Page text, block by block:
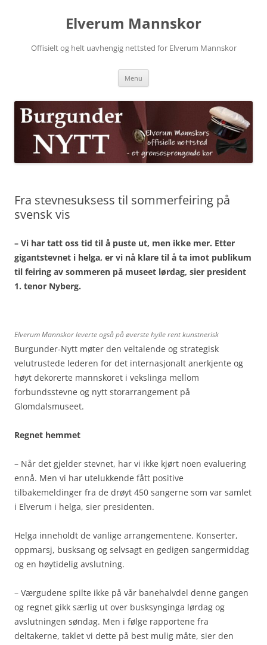
Elverum Mannskor
Offisielt og helt uavhengig nettsted for Elverum Mannskor
Menu
Fra stevnesuksess til sommerfeiring på
svensk vis
– Vi har tatt oss tid til å puste ut, men ikke mer. Etter
gigantstevnet i helga, er vi nå klare til å ta imot publikum
til feiring av sommeren på museet lørdag, sier president
1. tenor Nyberg.
Elverum Mannskor leverte også på øverste hylle rent kunstnerisk
Burgunder-Nytt møter den veltalende og strategisk
velutrustede lederen for det internasjonalt anerkjente og
høyt dekorerte mannskoret i vekslinga mellom
forbundsstevne og nytt storarrangement på
Glomdalsmuseet.
Regnet hemmet
– Når det gjelder stevnet, har vi ikke kjørt noen evaluering
ennå. Men vi har utelukkende fått positive
tilbakemeldinger fra de drøyt 450 sangerne som var samlet
i Elverum i helga, sier presidenten.
Helga inneholdt de vanlige arrangementene. Konserter,
oppmarsj, busksang og selvsagt en gedigen sangermiddag
og en høytidelig avslutning.
– Værgudene spilte ikke på vår banehalvdel denne gangen
og regnet gikk særlig ut over busksynginga lørdag og
avslutningen søndag. Men i følge rapportene fra
deltakerne, taklet vi dette på best mulig måte, sier den